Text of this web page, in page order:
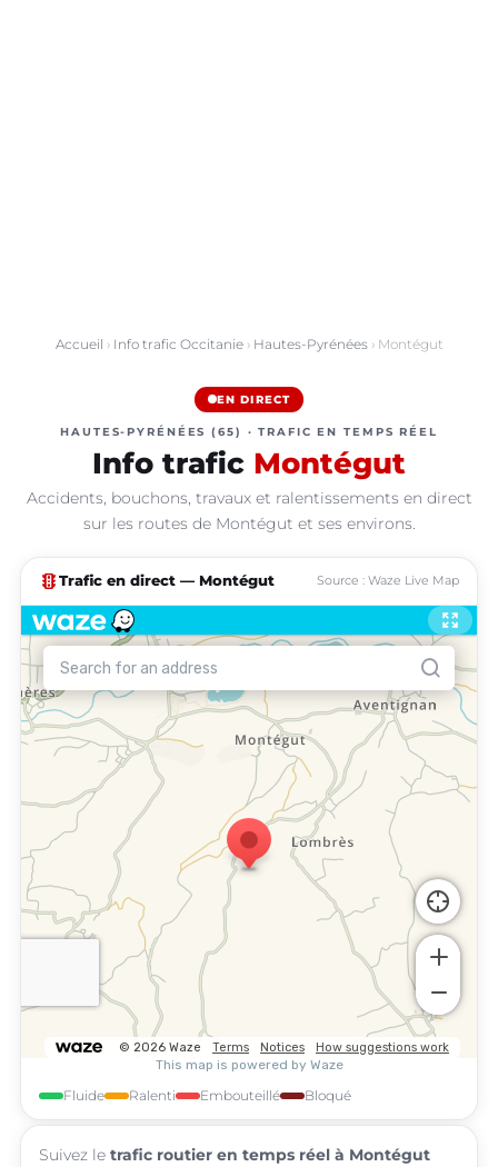
Accueil › Info trafic Occitanie› Hautes-Pyrénées› Montégut
EN DIRECT
HAUTES-PYRÉNÉES (65) · TRAFIC EN TEMPS RÉEL
Info trafic Montégut
Accidents, bouchons, travaux et ralentissements en direct
sur les routes de Montégut et ses environs.
traffic Trafic en direct — Montégut Source : Waze Live Map
Fluide Ralenti Embouteillé Bloqué
Suivez le trafic routier en temps réel à Montégut